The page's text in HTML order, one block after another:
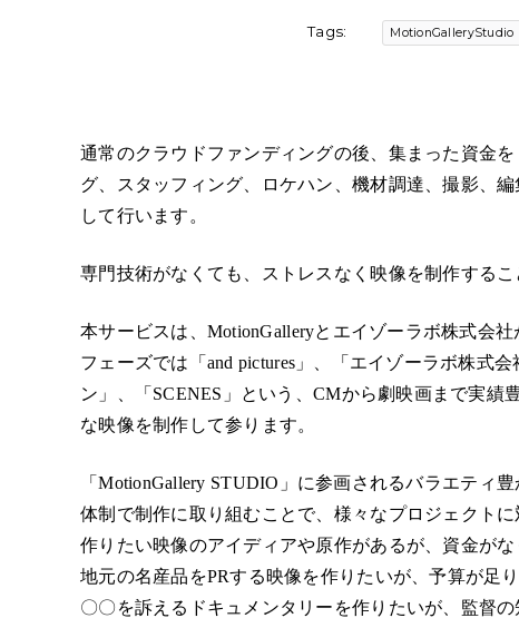
Tags: MotionGalleryStudio
通常のクラウドファンディングの後、集まった資金
グ、スタッフィング、ロケハン、機材調達、撮影、
して行います。
専門技術がなくても、ストレスなく映像を制作するこ
本サービスは、MotionGalleryとエイゾーラボ株式会
フェーズでは「and pictures」、「エイゾーラボ株式
ン」、「SCENES」という、CMから劇映画まで実
な映像を制作して参ります。
「MotionGallery STUDIO」に参画されるバラエティ
体制で制作に取り組むことで、様々なプロジェクト
作りたい映像のアイディアや原作があるが、資金が
地元の名産品をPRする映像を作りたいが、予算が足
〇〇を訴えるドキュメンタリーを作りたいが、監督